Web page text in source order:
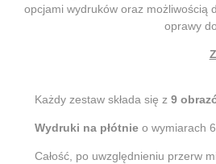
opcjami wydruków oraz możliwością
oprawy
Każdy zestaw składa się z 9
Wydruki na płótnie o wymiarach
Całość, po uwzględnieniu przerw